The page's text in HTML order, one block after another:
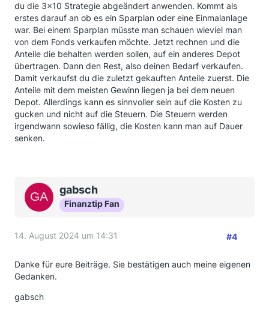
du die 3x10 Strategie abgeändert anwenden. Kommt als
erstes darauf an ob es ein Sparplan oder eine Einmalanlage
war. Bei einem Sparplan müsste man schauen wieviel man
von dem Fonds verkaufen möchte. Jetzt rechnen und die
Anteile die behalten werden sollen, auf ein anderes Depot
übertragen. Dann den Rest, also deinen Bedarf verkaufen.
Damit verkaufst du die zuletzt gekauften Anteile zuerst. Die
Anteile mit dem meisten Gewinn liegen ja bei dem neuen
Depot. Allerdings kann es sinnvoller sein auf die Kosten zu
gucken und nicht auf die Steuern. Die Steuern werden
irgendwann sowieso fällig, die Kosten kann man auf Dauer
senken.
gabsch
Finanztip Fan
14. August 2024 um 14:31 #4
Danke für eure Beiträge. Sie bestätigen auch meine eigenen
Gedanken.
gabsch